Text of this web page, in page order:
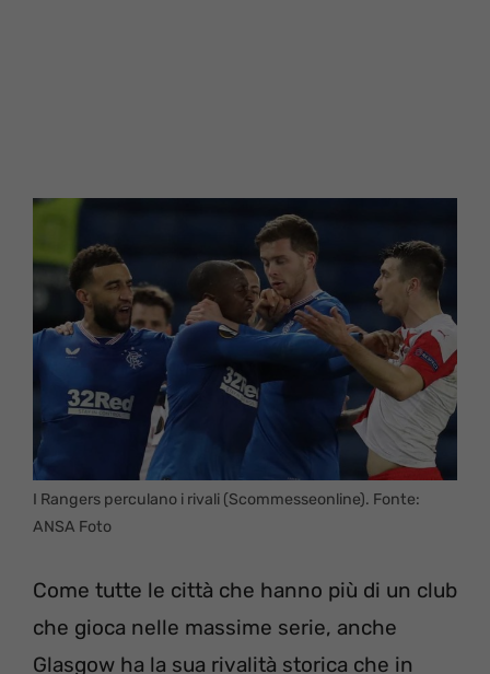
I Rangers perculano i rivali (Scommesseonline). Fonte:
ANSA Foto
Come tutte le città che hanno più di un club
che gioca nelle massime serie, anche
Glasgow ha la sua rivalità storica che in